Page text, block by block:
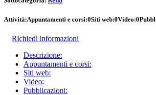
Attività:Appuntamenti e corsi:0Siti web:0Video:0
Richiedi informazioni
Descrizione:
Appuntamenti e corsi:
Siti web:
Video:
Pubblicazioni: